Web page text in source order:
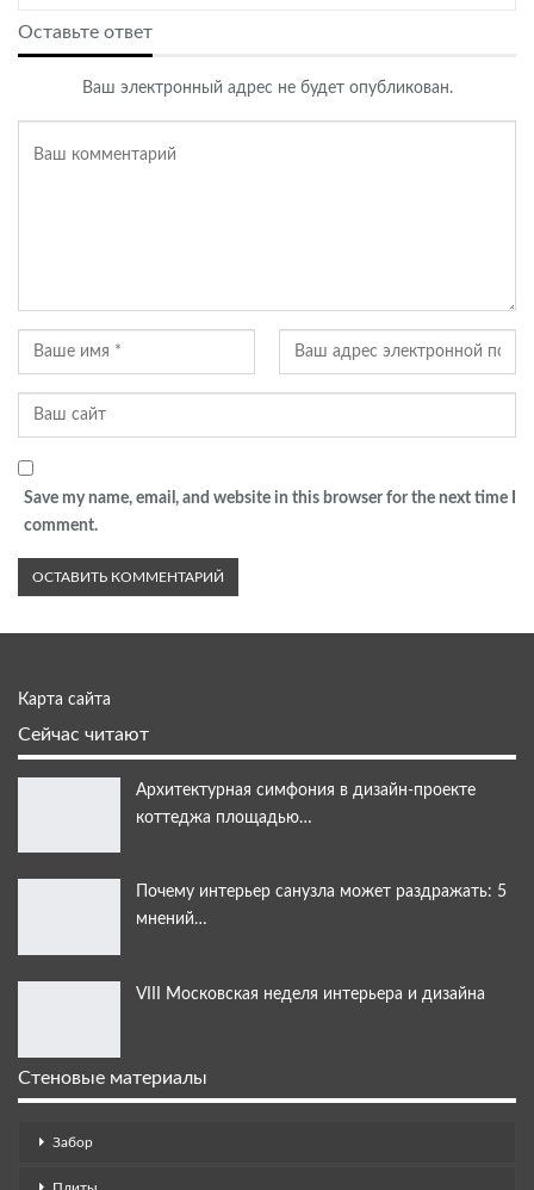
Оставьте ответ
Ваш электронный адрес не будет опубликован.
Save my name, email, and website in this browser for the next time I
comment.
Карта сайта
Сейчас читают
Архитектурная симфония в дизайн-проекте
коттеджа площадью…
Почему интерьер санузла может раздражать: 5
мнений…
VIII Московская неделя интерьера и дизайна
Стеновые материалы
Забор